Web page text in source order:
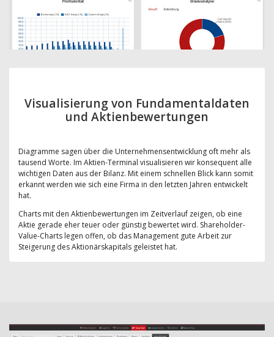
Visualisierung von Fundamentaldaten
und Aktienbewertungen
Diagramme sagen über die Unternehmensentwicklung oft mehr als
tausend Worte. Im Aktien-Terminal visualisieren wir konsequent alle
wichtigen Daten aus der Bilanz. Mit einem schnellen Blick kann somit
erkannt werden wie sich eine Firma in den letzten Jahren entwickelt
hat.
Charts mit den Aktienbewertungen im Zeitverlauf zeigen, ob eine
Aktie gerade eher teuer oder günstig bewertet wird. Shareholder-
Value-Charts legen offen, ob das Management gute Arbeit zur
Steigerung des Aktionärskapitals geleistet hat.